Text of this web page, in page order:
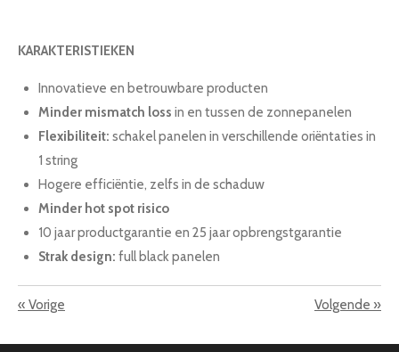
KARAKTERISTIEKEN
Innovatieve en betrouwbare producten
Minder mismatch loss in en tussen de zonnepanelen
Flexibiliteit: schakel panelen in verschillende oriëntaties in
1 string
Hogere efficiëntie, zelfs in de schaduw
Minder hot spot risico
10 jaar productgarantie en 25 jaar opbrengstgarantie
Strak design: full black panelen
« Vorige Volgende »